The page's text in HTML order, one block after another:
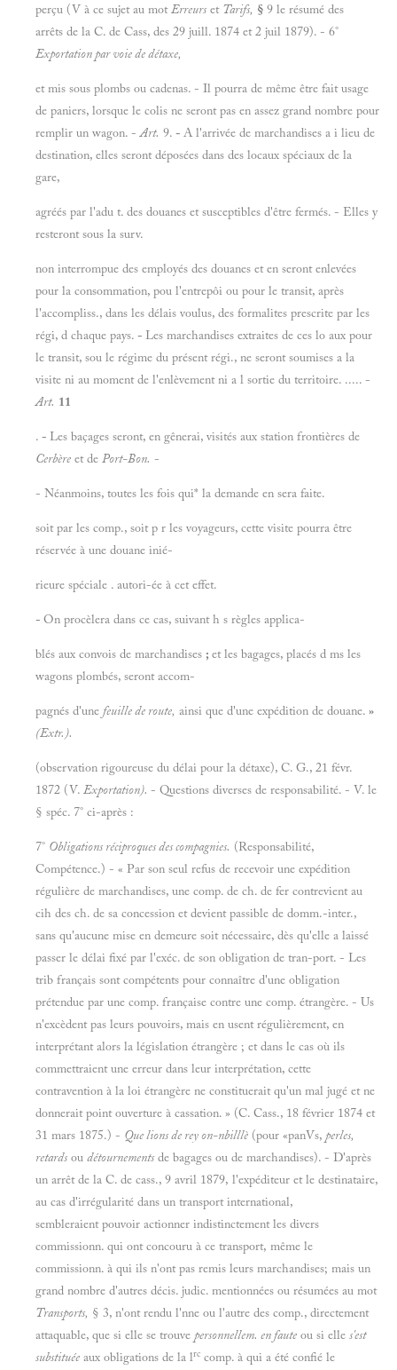
perçu (V à ce sujet au motErreurs et Tarifs, § 9 le résumé des
arrêts de la C. de Cass, des 29 juill. 1874 et 2 juil 1879). - 6°
Exportation par voie de détaxe,
et mis sous plombs ou cadenas. - Il pourra de même être fait usage
de paniers, lorsque le colis ne seront pas en assez grand nombre pour
remplir un wagon. -Art. 9. - A l'arrivée de marchandises a i lieu de
destination, elles seront déposées dans des locaux spéciaux de la
gare,
agréés par l'adu t. des douanes et susceptibles d'être fermés. - Elles y
resteront sous la surv.
non interrompue des employés des douanes et en seront enlevées
pour la consommation, pou l'entrepôi ou pour le transit, après
l'accompliss., dans les délais voulus, des formalites prescrite par les
régi, d chaque pays. - Les marchandises extraites de ces lo aux pour
le transit, sou le régime du présent régi., ne seront soumises a la
visite ni au moment de l'enlèvement ni a l sortie du territoire. ..... -
Art. 11
. - Les baçages seront, en gênerai, visités aux station frontières de
Cerbère et de Port-Bon. -
- Néanmoins, toutes les fois qui* la demande en sera faite.
soit par les comp., soit p r les voyageurs, cette visite pourra être
réservée à une douane inié-
rieure spéciale . autori-ée à cet effet.
- On procèlera dans ce cas, suivant h s règles applica-
blés aux convois de marchandises ; et les bagages, placés d ms les
wagons plombés, seront accom-
pagnés d'une feuille de route, ainsi que d'une expédition de douane. »
(Extr.).
(observation rigoureuse du délai pour la détaxe), C. G., 21 févr.
1872 (V. Exportation). - Questions diverses de responsabilité. - V. le
§ spéc. 7° ci-après :
7° Obligations réciproques des compagnies. (Responsabilité,
Compétence.) - « Par son seul refus de recevoir une expédition
régulière de marchandises, une comp. de ch. de fer contrevient au
cih des ch. de sa concession et devient passible de domm.-inter.,
sans qu'aucune mise en demeure soit nécessaire, dès qu'elle a laissé
passer le délai fixé par l'exéc. de son obligation de tran-port. - Les
trib français sont compétents pour connaître d'une obligation
prétendue par une comp. française contre une comp. étrangère. - Us
n'excèdent pas leurs pouvoirs, mais en usent régulièrement, en
interprétant alors la législation étrangère ; et dans le cas où ils
commettraient une erreur dans leur interprétation, cette
contravention à la loi étrangère ne constituerait qu'un mal jugé et ne
donnerait point ouverture à cassation. » (C. Cass., 18 février 1874 et
31 mars 1875.) - Que lions de rey on-nbilllè (pour «panVs, perles,
retards ou détournements de bagages ou de marchandises). - D'après
un arrêt de la C. de cass., 9 avril 1879, l'expéditeur et le destinataire,
au cas d'irrégularité dans un transport international,
sembleraient pouvoir actionner indistinctement les divers
commissionn. qui ont concouru à ce transport, même le
commissionn. à qui ils n'ont pas remis leurs marchandises; mais un
grand nombre d'autres décis. judic. mentionnées ou résumées au mot
Transports, § 3, n'ont rendu l'nne ou l'autre des comp., directement
attaquable, que si elle se trouve personnellem. en faute ou si elle s'est
substituée aux obligations de la lrc comp. à qui a été confié le